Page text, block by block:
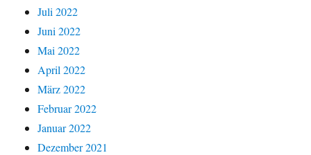
Juli 2022
Juni 2022
Mai 2022
April 2022
März 2022
Februar 2022
Januar 2022
Dezember 2021